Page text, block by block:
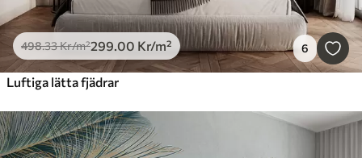
498.33Kr/m²299.00 Kr/m² 6
Luftiga lätta fjädrar